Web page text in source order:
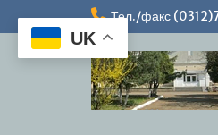
вмісту
Тел./факс
UK